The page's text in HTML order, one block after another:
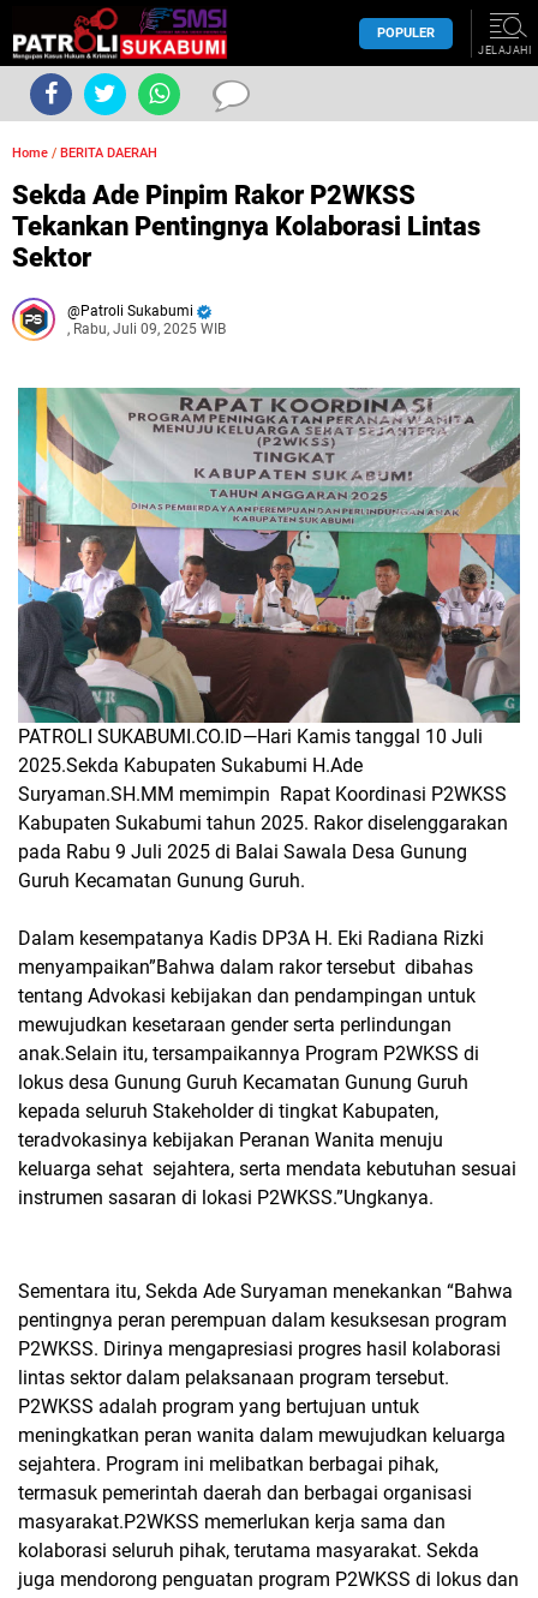
POPULER
JELAJAHI
Home / BERITA DAERAH
Sekda Ade Pinpim Rakor P2WKSS
Tekankan Pentingnya Kolaborasi Lintas
Sektor
Patroli Sukabumi
, Rabu, Juli 09, 2025 WIB
PATROLI SUKABUMI.CO.ID—Hari Kamis tanggal 10 Juli
2025.Sekda Kabupaten Sukabumi H.Ade
Suryaman.SH.MM memimpin Rapat Koordinasi P2WKSS
Kabupaten Sukabumi tahun 2025. Rakor diselenggarakan
pada Rabu 9 Juli 2025 di Balai Sawala Desa Gunung
Guruh Kecamatan Gunung Guruh.
Dalam kesempatanya Kadis DP3A H. Eki Radiana Rizki
menyampaikan”Bahwa dalam rakor tersebut dibahas
tentang Advokasi kebijakan dan pendampingan untuk
mewujudkan kesetaraan gender serta perlindungan
anak.Selain itu, tersampaikannya Program P2WKSS di
lokus desa Gunung Guruh Kecamatan Gunung Guruh
kepada seluruh Stakeholder di tingkat Kabupaten,
teradvokasinya kebijakan Peranan Wanita menuju
keluarga sehat sejahtera, serta mendata kebutuhan sesuai
instrumen sasaran di lokasi P2WKSS.”Ungkanya.
Sementara itu, Sekda Ade Suryaman menekankan “Bahwa
pentingnya peran perempuan dalam kesuksesan program
P2WKSS. Dirinya mengapresiasi progres hasil kolaborasi
lintas sektor dalam pelaksanaan program tersebut.
P2WKSS adalah program yang bertujuan untuk
meningkatkan peran wanita dalam mewujudkan keluarga
sejahtera. Program ini melibatkan berbagai pihak,
termasuk pemerintah daerah dan berbagai organisasi
masyarakat.P2WKSS memerlukan kerja sama dan
kolaborasi seluruh pihak, terutama masyarakat. Sekda
juga mendorong penguatan program P2WKSS di lokus dan